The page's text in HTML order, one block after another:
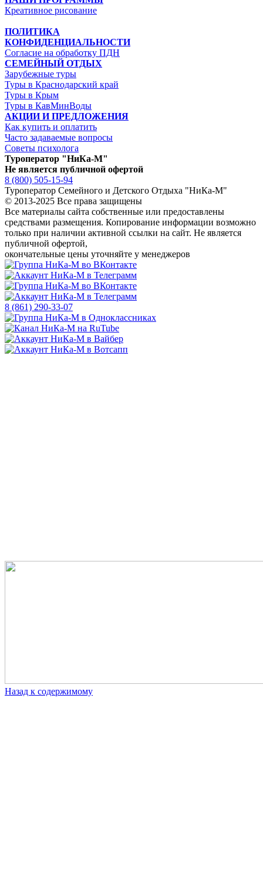
Креативное рисование
ПОЛИТИКА
КОНФИДЕНЦИАЛЬНОСТИ
Согласие на обработку ПДН
СЕМЕЙНЫЙ ОТДЫХ
Зарубежные туры
Туры в Краснодарский край
Туры в Крым
Туры в КавМинВоды
АКЦИИ И ПРЕДЛОЖЕНИЯ
Как купить и оплатить
Часто задаваемые вопросы
Советы психолога
Туроператор "НиКа-М"
Не является публичной офертой
8 (800) 505-15-94
Туроператор Семейного и Детского Отдыха "НиКа-М"
© 2013-2025 Все права защищены
Все материалы сайта собственные или предоставлены
средствами размещения. Копирование информации возможно
только при наличии активной ссылки на сайт. Не является
публичной офертой,
окончательные цены уточняйте у менеджеров
8 (861) 290-33-07
Назад к содержимому